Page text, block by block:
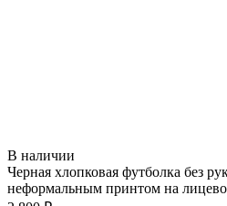
В наличии
Черная хлопковая футболка без
неформальным принтом на